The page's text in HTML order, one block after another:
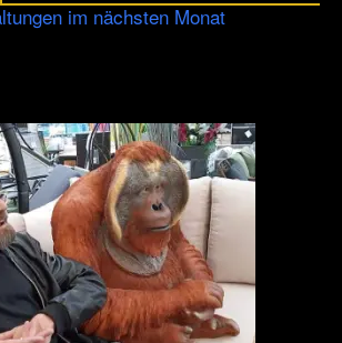
im nächsten Monat